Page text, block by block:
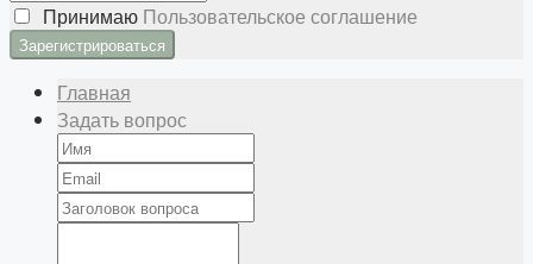
Принимаю Пользовательское соглашение
Главная
Задать вопрос